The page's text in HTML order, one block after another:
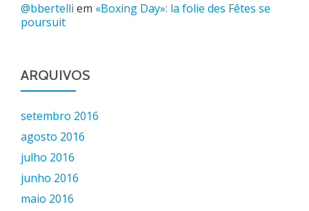
@bbertelli em «Boxing Day»: la folie des Fêtes se
poursuit
ARQUIVOS
setembro 2016
agosto 2016
julho 2016
junho 2016
maio 2016